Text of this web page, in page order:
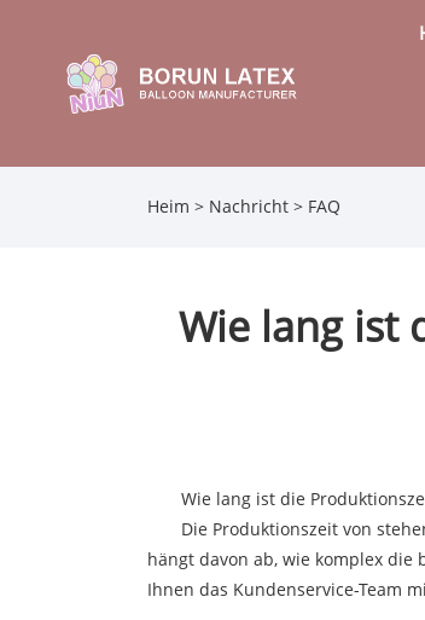
Heim > Nachricht > FAQ
Wie lang ist
Wie lang ist die
Die Produktionszeit von
hängt davon ab, wie komplex
Ihnen das Kundenservice-Team